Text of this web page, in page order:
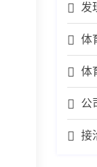
发
体
体
公
接